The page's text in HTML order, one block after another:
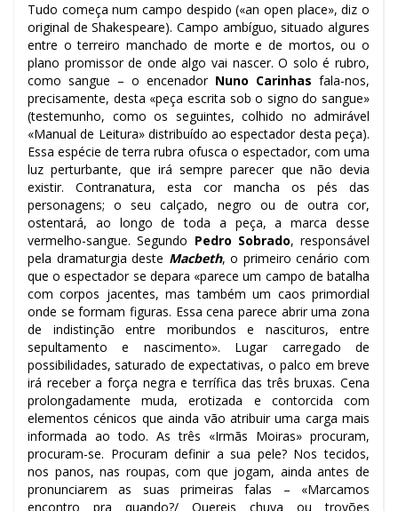
Tudo começa num campo despido («an open place», diz o
original de Shakespeare). Campo ambíguo, situado algures
entre o terreiro manchado de morte e de mortos, ou o
plano promissor de onde algo vai nascer. O solo é rubro,
como sangue – o encenador Nuno Carinhas fala-nos,
precisamente, desta «peça escrita sob o signo do sangue»
(testemunho, como os seguintes, colhido no admirável
«Manual de Leitura» distribuído ao espectador desta peça).
Essa espécie de terra rubra ofusca o espectador, com uma
luz perturbante, que irá sempre parecer que não devia
existir. Contranatura, esta cor mancha os pés das
personagens; o seu calçado, negro ou de outra cor,
ostentará, ao longo de toda a peça, a marca desse
vermelho-sangue. Segundo Pedro Sobrado, responsável
pela dramaturgia deste Macbeth, o primeiro cenário com
que o espectador se depara «parece um campo de batalha
com corpos jacentes, mas também um caos primordial
onde se formam figuras. Essa cena parece abrir uma zona
de indistinção entre moribundos e nascituros, entre
sepultamento e nascimento». Lugar carregado de
possibilidades, saturado de expectativas, o palco em breve
irá receber a força negra e terrífica das três bruxas. Cena
prolongadamente muda, erotizada e contorcida com
elementos cénicos que ainda vão atribuir uma carga mais
informada ao todo. As três «Irmãs Moiras» procuram,
procuram-se. Procuram definir a sua pele? Nos tecidos,
nos panos, nas roupas, com que jogam, ainda antes de
pronunciarem as suas primeiras falas – «Marcamos
encontro pra quando?/ Quereis chuva ou trovões